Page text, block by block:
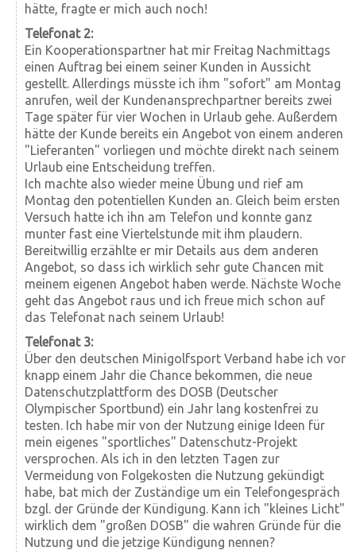
hätte, fragte er mich auch noch!
Telefonat 2:
Ein Kooperationspartner hat mir Freitag Nachmittags
einen Auftrag bei einem seiner Kunden in Aussicht
gestellt. Allerdings müsste ich ihm "sofort" am Montag
anrufen, weil der Kundenansprechpartner bereits zwei
Tage später für vier Wochen in Urlaub gehe. Außerdem
hätte der Kunde bereits ein Angebot von einem anderen
"Lieferanten" vorliegen und möchte direkt nach seinem
Urlaub eine Entscheidung treffen.
Ich machte also wieder meine Übung und rief am
Montag den potentiellen Kunden an. Gleich beim ersten
Versuch hatte ich ihn am Telefon und konnte ganz
munter fast eine Viertelstunde mit ihm plaudern.
Bereitwillig erzählte er mir Details aus dem anderen
Angebot, so dass ich wirklich sehr gute Chancen mit
meinem eigenen Angebot haben werde. Nächste Woche
geht das Angebot raus und ich freue mich schon auf
das Telefonat nach seinem Urlaub!
Telefonat 3:
Über den deutschen Minigolfsport Verband habe ich vor
knapp einem Jahr die Chance bekommen, die neue
Datenschutzplattform des DOSB (Deutscher
Olympischer Sportbund) ein Jahr lang kostenfrei zu
testen. Ich habe mir von der Nutzung einige Ideen für
mein eigenes "sportliches" Datenschutz-Projekt
versprochen. Als ich in den letzten Tagen zur
Vermeidung von Folgekosten die Nutzung gekündigt
habe, bat mich der Zuständige um ein Telefongespräch
bzgl. der Gründe der Kündigung. Kann ich "kleines Licht"
wirklich dem "großen DOSB" die wahren Gründe für die
Nutzung und die jetzige Kündigung nennen?